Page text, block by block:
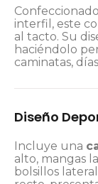
interfil, este
al tacto. Su
haciéndolo
caminatas,
Diseño
Incluye una
alto, mangas
bolsillos